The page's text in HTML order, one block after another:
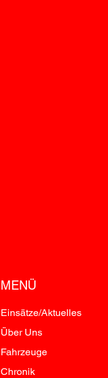
MENÜ
Einsätze/Aktuelles
Über Uns
Fahrzeuge
Chronik